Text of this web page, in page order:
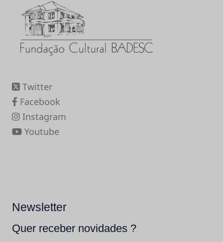
Twitter
Facebook
Instagram
Youtube
Newsletter
Quer receber novidades ?